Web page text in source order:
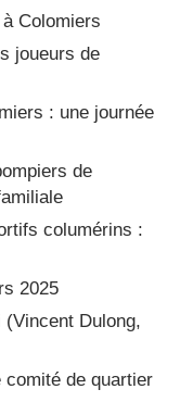
Colomiers
joueurs de
: une journée
de
columérins :
2025
(Vincent Dulong,
comité de quartier